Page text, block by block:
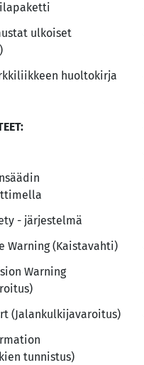
ulkoiset
huoltokirja
- järjestelmä
Warning (Kaistavahti)
Warning
(Jalankulkijavaroitus)
tunnistus)